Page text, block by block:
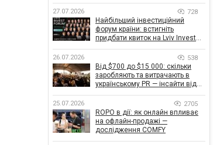
27.07.2026 728
Найбільший інвестиційний
форум країни: встигніть
придбати квиток на Lviv Invest
26.07.2026 538
Від $700 до $15 000: скільки
заробляють та витрачають в
українському PR — інсайти від
25.07.2026 2705
ROPO в дії: як онлайн впливає
на офлайн-продажі —
дослідження COMFY